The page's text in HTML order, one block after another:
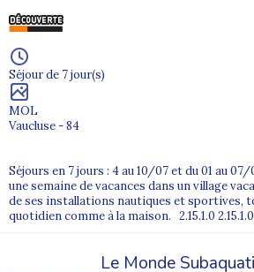
Séjour de 7 jour(s)
MOL
Vaucluse - 84
Séjours en 7 jours : 4 au 10/07 et du 01 au
une semaine de vacances dans un village
de ses installations nautiques et sportives,
quotidien comme à la maison. 2.15.1.0 2.15.1.0
Le Monde